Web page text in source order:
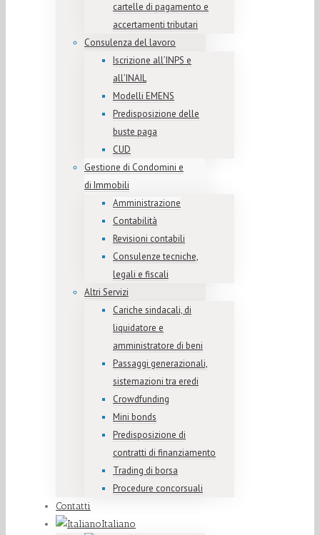
cartelle di pagamento e
accertamenti tributari
Consulenza del lavoro
Iscrizione all’INPS e
all’INAIL
Modelli EMENS
Predisposizione delle
buste paga
CUD
Gestione di Condomini e
di Immobili
Amministrazione
Contabilità
Revisioni contabili
Consulenze tecniche,
legali e fiscali
Altri Servizi
Cariche sindacali, di
liquidatore e
amministratore di beni
Passaggi generazionali,
sistemazioni tra eredi
Crowdfunding
Mini bonds
Predisposizione di
contratti di finanziamento
Trading di borsa
Procedure concorsuali
Contatti
Italiano